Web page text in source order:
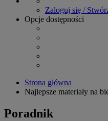
Zaloguj się /
Opcje dostępności
Strona główna
Najlepsze materiały na
Poradnik